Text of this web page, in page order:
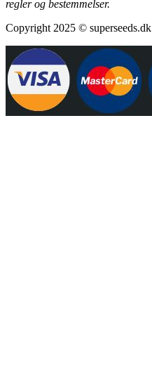
regler og bestemmelser.
Copyright 2025 © superseeds.dk